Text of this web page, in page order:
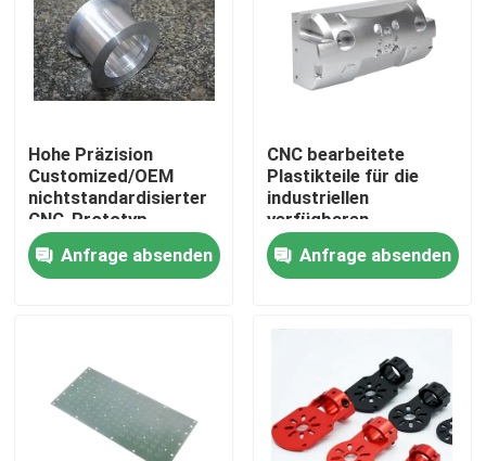
Über uns
Fabrik-Ausflug
Qualitätskontrolle
Treten Sie mit uns in Verbindung
Fälle
Präzision cnc bearbeitete Teile maschinell
Hohe Präzision
Customized/OEM
nichtstandardisierter
CNC-Prototyp-
Bearbeitungsteil
Anfrage absenden
CNC bearbeitete
Plastikteile für die
industriellen
verfügbaren
Anwendungen
OEM/ODM maschinell
Anfrage absenden